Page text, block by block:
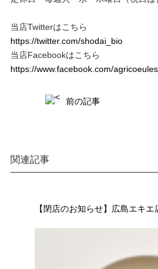
当店Twitterはこちら
https://twitter.com/shodai_bio
当店Facebookはこちら
https://www.facebook.com/
前の記事
関連記事
【閉店のお知らせ】広島エキ